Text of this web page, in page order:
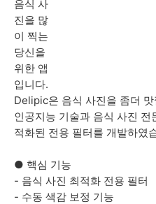
음식 사
진을 많
이 찍는
당신을
위한 앱
입니다.
Delipic은 음식 사진을 좀더
인공지능 기술과 음식 사진
적화된 전용 필터를 개발하였
● 핵심 기능
- 음식 사진 최적화 전용 필터
- 수동 색감 보정 기능